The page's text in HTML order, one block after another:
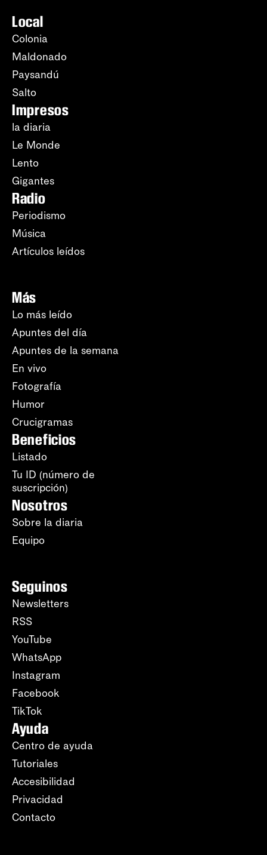
Local
Colonia
Maldonado
Paysandú
Salto
Impresos
la diaria
Le Monde
Lento
Gigantes
Radio
Periodismo
Música
Artículos leídos
Más
Lo más leído
Apuntes del día
Apuntes de la semana
En vivo
Fotografía
Humor
Crucigramas
Beneficios
Listado
Tu ID (número de
suscripción)
Nosotros
Sobre la diaria
Equipo
Seguinos
Newsletters
RSS
YouTube
WhatsApp
Instagram
Facebook
TikTok
Ayuda
Centro de ayuda
Tutoriales
Accesibilidad
Privacidad
Contacto